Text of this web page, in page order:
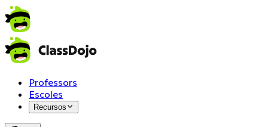
Professors
Escoles
Recursos